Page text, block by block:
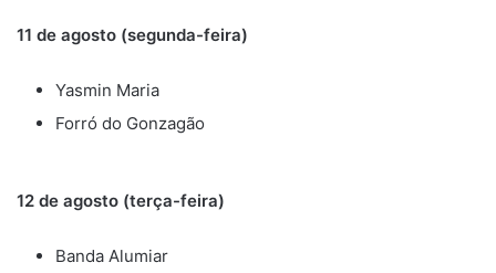
11 de agosto (segunda-feira)
Yasmin Maria
Forró do Gonzagão
12 de agosto (terça-feira)
Banda Alumiar